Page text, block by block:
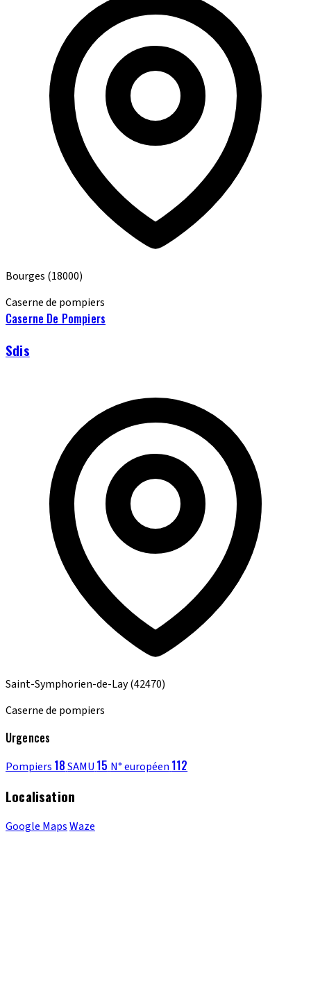
Bourges (18000)
Caserne de pompiers
Caserne De Pompiers
Sdis
Saint-Symphorien-de-Lay(42470)
Caserne de pompiers
Urgences
Pompiers 18SAMU 15 N° européen 112
Localisation
Google MapsWaze